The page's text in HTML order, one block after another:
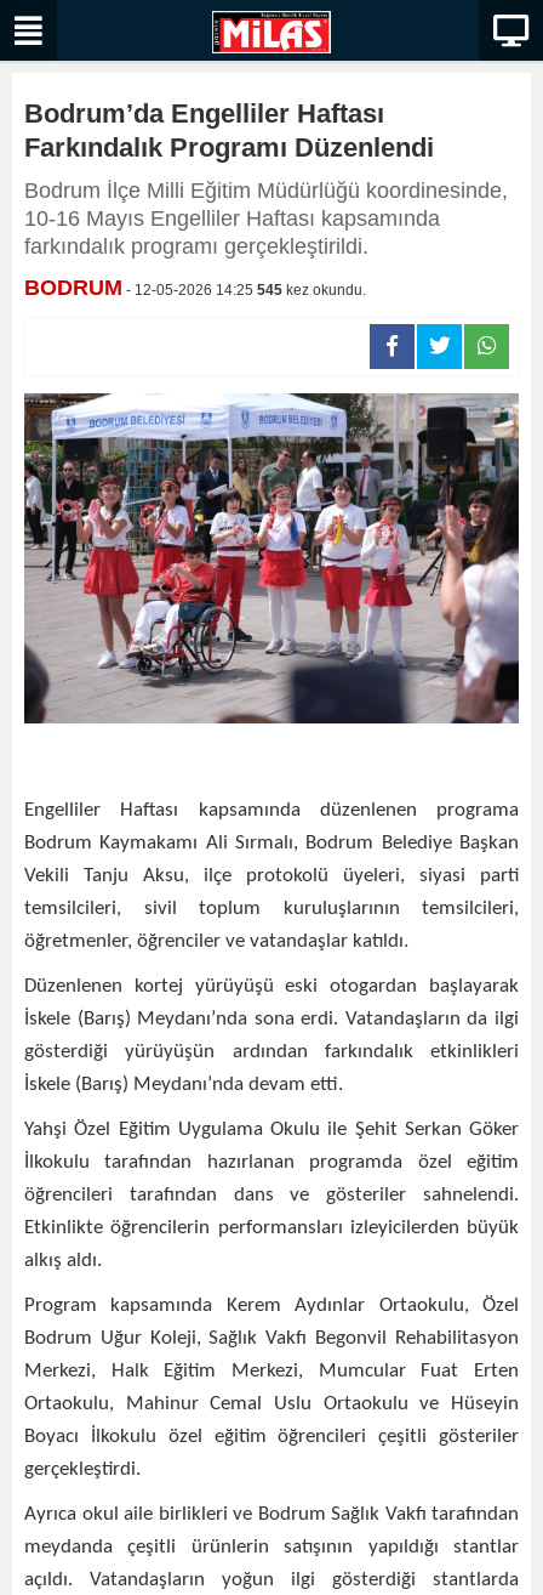
Bodrum’da Engelliler Haftası
Farkındalık Programı Düzenlendi
Bodrum İlçe Milli Eğitim Müdürlüğü koordinesinde,
10-16 Mayıs Engelliler Haftası kapsamında
farkındalık programı gerçekleştirildi.
BODRUM - 12-05-2026 14:25 545 kez okundu.
Engelliler Haftası kapsamında düzenlenen programa
Bodrum Kaymakamı Ali Sırmalı, Bodrum Belediye Başkan
Vekili Tanju Aksu, ilçe protokolü üyeleri, siyasi parti
temsilcileri, sivil toplum kuruluşlarının temsilcileri,
öğretmenler, öğrenciler ve vatandaşlar katıldı.
Düzenlenen kortej yürüyüşü eski otogardan başlayarak
İskele (Barış) Meydanı’nda sona erdi. Vatandaşların da ilgi
gösterdiği yürüyüşün ardından farkındalık etkinlikleri
İskele (Barış) Meydanı’nda devam etti.
Yahşi Özel Eğitim Uygulama Okulu ile Şehit Serkan Göker
İlkokulu tarafından hazırlanan programda özel eğitim
öğrencileri tarafından dans ve gösteriler sahnelendi.
Etkinlikte öğrencilerin performansları izleyicilerden büyük
alkış aldı.
Program kapsamında Kerem Aydınlar Ortaokulu, Özel
Bodrum Uğur Koleji, Sağlık Vakfı Begonvil Rehabilitasyon
Merkezi, Halk Eğitim Merkezi, Mumcular Fuat Erten
Ortaokulu, Mahinur Cemal Uslu Ortaokulu ve Hüseyin
Boyacı İlkokulu özel eğitim öğrencileri çeşitli gösteriler
gerçekleştirdi.
Ayrıca okul aile birlikleri ve Bodrum Sağlık Vakfı tarafından
meydanda çeşitli ürünlerin satışının yapıldığı stantlar
açıldı. Vatandaşların yoğun ilgi gösterdiği stantlarda